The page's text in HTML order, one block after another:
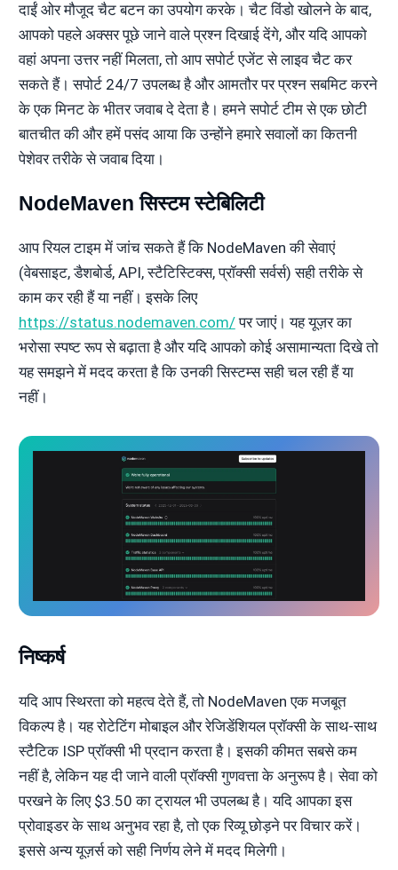
दाईं ओर मौजूद चैट बटन का उपयोग करके। चैट विंडो खोलने के बाद,
आपको पहले अक्सर पूछे जाने वाले प्रश्न दिखाई देंगे, और यदि आपको
वहां अपना उत्तर नहीं मिलता, तो आप सपोर्ट एजेंट से लाइव चैट कर
सकते हैं। सपोर्ट 24/7 उपलब्ध है और आमतौर पर प्रश्न सबमिट करने
के एक मिनट के भीतर जवाब दे देता है। हमने सपोर्ट टीम से एक छोटी
बातचीत की और हमें पसंद आया कि उन्होंने हमारे सवालों का कितनी
पेशेवर तरीके से जवाब दिया।
NodeMaven सिस्टम स्टेबिलिटी
आप रियल टाइम में जांच सकते हैं कि NodeMaven की सेवाएं
(वेबसाइट, डैशबोर्ड, API, स्टैटिस्टिक्स, प्रॉक्सी सर्वर्स) सही तरीके से
काम कर रही हैं या नहीं। इसके लिए
https://status.nodemaven.com/पर जाएं। यह यूज़र का
भरोसा स्पष्ट रूप से बढ़ाता है और यदि आपको कोई असामान्यता दिखे तो
यह समझने में मदद करता है कि उनकी सिस्टम्स सही चल रही हैं या
नहीं।
निष्कर्ष
यदि आप स्थिरता को महत्व देते हैं, तो NodeMaven एक मजबूत
विकल्प है। यह रोटेटिंग मोबाइल और रेजिडेंशियल प्रॉक्सी के साथ-साथ
स्टैटिक ISP प्रॉक्सी भी प्रदान करता है। इसकी कीमत सबसे कम
नहीं है, लेकिन यह दी जाने वाली प्रॉक्सी गुणवत्ता के अनुरूप है। सेवा को
परखने के लिए $3.50 का ट्रायल भी उपलब्ध है। यदि आपका इस
प्रोवाइडर के साथ अनुभव रहा है, तो एक रिव्यू छोड़ने पर विचार करें।
इससे अन्य यूज़र्स को सही निर्णय लेने में मदद मिलेगी।